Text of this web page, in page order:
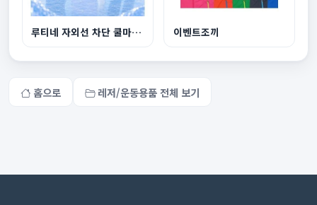
루티네 자외선 차단 쿨마스크 이벤트조끼
홈으로 레저/운동용품 전체 보기